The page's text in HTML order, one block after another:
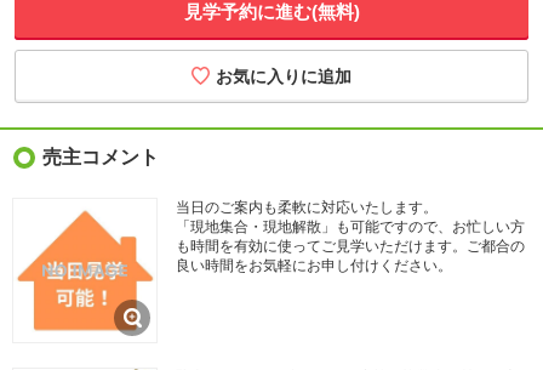
見学予約に進む(無料)
売主コメント
当日のご案内も柔軟に対応いたします。
「現地集合・現地解散」も可能ですので、お忙しい方
も時間を有効に使ってご見学いただけます。ご都合の
良い時間をお気軽にお申し付けください。